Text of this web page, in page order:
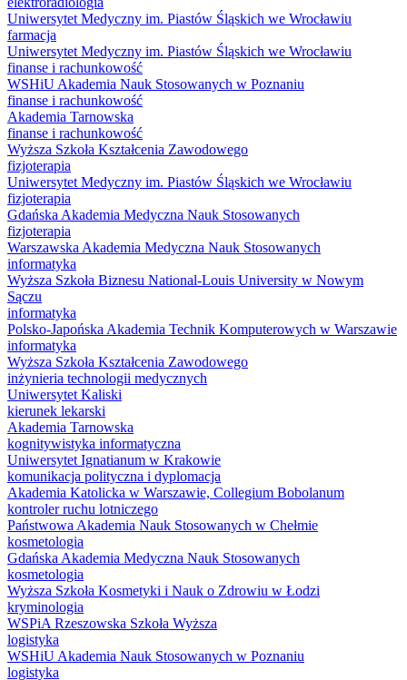
Uniwersytet Medyczny im. Piastów Śląskich we Wrocławiu
farmacja
Uniwersytet Medyczny im. Piastów Śląskich we Wrocławiu
finanse i rachunkowość
WSHiU Akademia Nauk Stosowanych w Poznaniu
finanse i rachunkowość
Akademia Tarnowska
finanse i rachunkowość
Wyższa Szkoła Kształcenia Zawodowego
fizjoterapia
Uniwersytet Medyczny im. Piastów Śląskich we Wrocławiu
fizjoterapia
Gdańska Akademia Medyczna Nauk Stosowanych
fizjoterapia
Warszawska Akademia Medyczna Nauk Stosowanych
informatyka
Wyższa Szkoła Biznesu National-Louis University w Nowym
Sączu
informatyka
Polsko-Japońska Akademia Technik Komputerowych w Warszawie
informatyka
Wyższa Szkoła Kształcenia Zawodowego
inżynieria technologii medycznych
Uniwersytet Kaliski
kierunek lekarski
Akademia Tarnowska
kognitywistyka informatyczna
Uniwersytet Ignatianum w Krakowie
komunikacja polityczna i dyplomacja
Akademia Katolicka w Warszawie, Collegium Bobolanum
kontroler ruchu lotniczego
Państwowa Akademia Nauk Stosowanych w Chełmie
kosmetologia
Gdańska Akademia Medyczna Nauk Stosowanych
kosmetologia
Wyższa Szkoła Kosmetyki i Nauk o Zdrowiu w Łodzi
kryminologia
WSPiA Rzeszowska Szkoła Wyższa
logistyka
WSHiU Akademia Nauk Stosowanych w Poznaniu
logistyka